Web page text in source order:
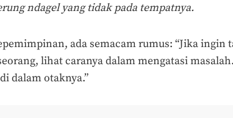
ndagel yang tidak pada tempatnya.
ada semacam rumus: “Jika ingin
lihat caranya dalam mengatasi
dalam otaknya.”